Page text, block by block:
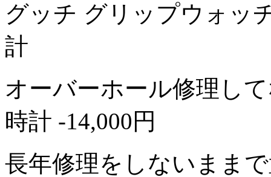
グッチ グリップウォッ
計
オーバーホール修理し
時計 -14,000円
長年修理をしないまま